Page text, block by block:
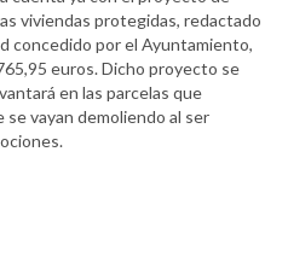
viviendas protegidas, redactado
concedido por el Ayuntamiento,
euros. Dicho proyecto se
en las parcelas que
vayan demoliendo al ser